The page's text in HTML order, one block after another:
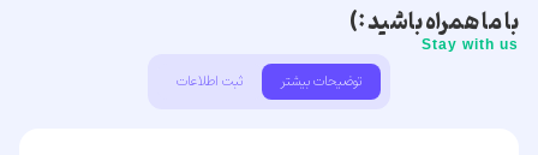
با ما همراه باشید :)
Stay with us
توضیحات بیشتر ثبت اطلاعات